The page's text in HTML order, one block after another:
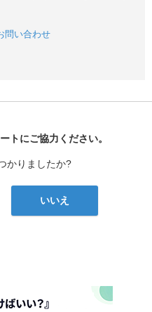
問い合わせ
トにご協力ください。
かりましたか?
いいえ